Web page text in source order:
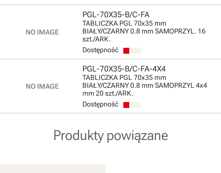
PGL-70X35-B/C-FA
TABLICZKA PGL 70x35 mm
BIAŁY/CZARNY 0.8 mm SAMOPRZYL. 16
szt./ARK.
Dostępność
PGL-70X35-B/C-FA-4X4
TABLICZKA PGL 70x35 mm
BIAŁY/CZARNY 0.8 mm SAMOPRZYL 4x4
mm 20 szt./ARK.
Dostępność
Produkty powiązane